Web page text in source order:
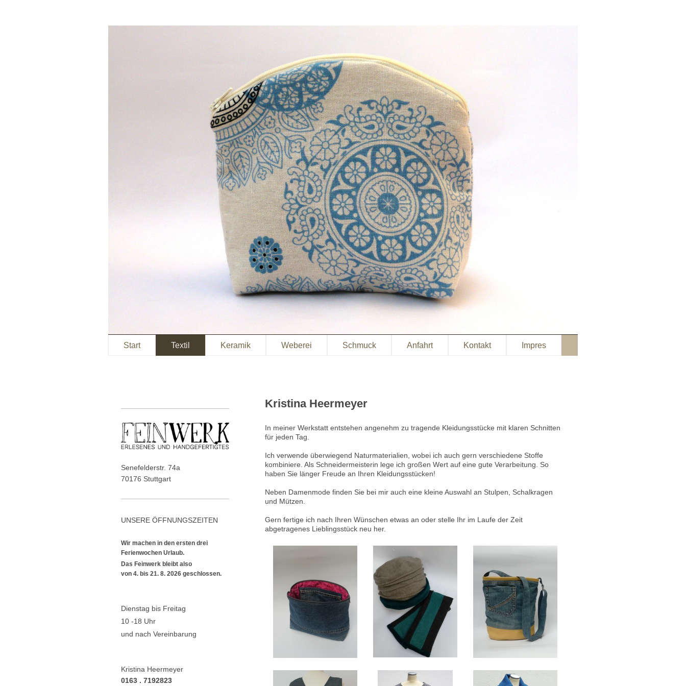
Start Textil Keramik Weberei Schmuck Anfahrt Kontakt Impres
Kristina Heermeyer
In meiner Werkstatt entstehen angenehm zu tragende Kleidungsstücke mit klaren Schnitten
für jeden Tag.
Ich verwende überwiegend Naturmaterialien, wobei ich auch gern verschiedene Stoffe
kombiniere. Als Schneidermeisterin lege ich großen Wert auf eine gute Verarbeitung. So
haben Sie länger Freude an Ihren Kleidungsstücken!
Neben Damenmode finden Sie bei mir auch eine kleine Auswahl an Stulpen, Schalkragen
und Mützen.
Gern fertige ich nach Ihren Wünschen etwas an oder stelle Ihr im Laufe der Zeit
abgetragenes Lieblingsstück neu her.
Senefelderstr. 74a
70176 Stuttgart
UNSERE ÖFFNUNGSZEITEN
Wir machen in den ersten drei
Ferienwochen Urlaub.
Das Feinwerk bleibt also
von 4. bis 21. 8. 2026 geschlossen.
Dienstag bis Freitag
10 -18 Uhr
und nach Vereinbarung
Kristina Heermeyer
0163 . 7192823